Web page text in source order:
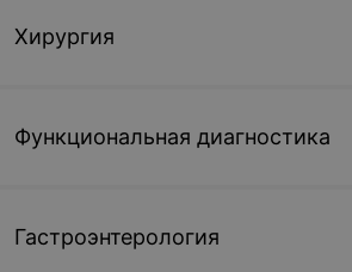
Хирургия
Функциональная диагностика
Гастроэнтерология